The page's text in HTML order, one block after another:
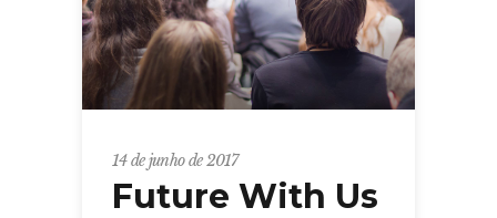
14 de junho de 2017
Future With Us